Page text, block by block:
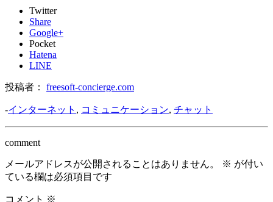
Twitter
Share
Google+
Pocket
Hatena
LINE
投稿者： freesoft-concierge.com
-インターネット , コミュニケーション, チャット
comment
メールアドレスが公開されることはありません。 ※ が付い
ている欄は必須項目です
コメント ※